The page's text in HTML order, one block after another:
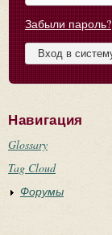
Забыли пароль?
Навигация
Glossary
Tag Cloud
Форумы